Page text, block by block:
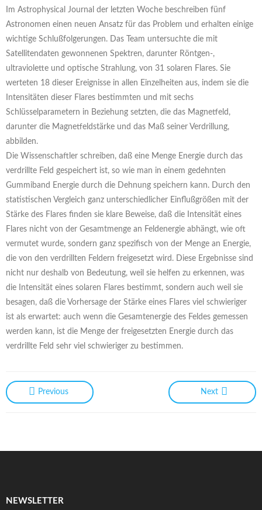
Im Astrophysical Journal der letzten Woche beschreiben fünf
Astronomen einen neuen Ansatz für das Problem und erhalten einige
wichtige Schlußfolgerungen. Das Team untersuchte die mit
Satellitendaten gewonnenen Spektren, darunter Röntgen-,
ultraviolette und optische Strahlung, von 31 solaren Flares. Sie
werteten 18 dieser Ereignisse in allen Einzelheiten aus, indem sie die
Intensitäten dieser Flares bestimmten und mit sechs
Schlüsselparametern in Beziehung setzten, die das Magnetfeld,
darunter die Magnetfeldstärke und das Maß seiner Verdrillung,
abbilden.
Die Wissenschaftler schreiben, daß eine Menge Energie durch das
verdrillte Feld gespeichert ist, so wie man in einem gedehnten
Gummiband Energie durch die Dehnung speichern kann. Durch den
statistischen Vergleich ganz unterschiedlicher Einflußgrößen mit der
Stärke des Flares finden sie klare Beweise, daß die Intensität eines
Flares nicht von der Gesamtmenge an Feldenergie abhängt, wie oft
vermutet wurde, sondern ganz spezifisch von der Menge an Energie,
die von den verdrillten Feldern freigesetzt wird. Diese Ergebnisse sind
nicht nur deshalb von Bedeutung, weil sie helfen zu erkennen, was
die Intensität eines solaren Flares bestimmt, sondern auch weil sie
besagen, daß die Vorhersage der Stärke eines Flares viel schwieriger
ist als erwartet: auch wenn die Gesamtenergie des Feldes gemessen
werden kann, ist die Menge der freigesetzten Energie durch das
verdrillte Feld sehr viel schwieriger zu bestimmen.
Previous Next
NEWSLETTER